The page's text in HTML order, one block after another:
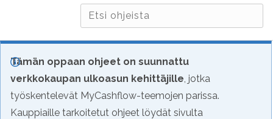
Tämän oppaan ohjeet on suunnattu
verkkokaupan ulkoasun kehittäjille, jotka
työskentelevät MyCashflow-teemojen parissa.
Kauppiaille tarkoitetut ohjeet löydät sivulta